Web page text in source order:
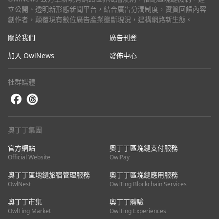
立公開、透明新形態新聞平台，結合廣告分潤制度，實質回饋內容
創作者，顛覆現有數位廣告產業壟斷現況，建構網路新生態。
關於我們
廣告刊登
加入 OwlNews
發佈中心
社群媒體
奧丁丁集團
官方網站
Official Website
奧丁丁區塊鏈支付服務
OwlPay
奧丁丁區塊鏈旅宿管理服務
OwlNest
奧丁丁區塊鏈應用服務
OwlTing Blockchain Services
奧丁丁市集
OwlTing Market
奧丁丁體驗
OwlTing Experiences